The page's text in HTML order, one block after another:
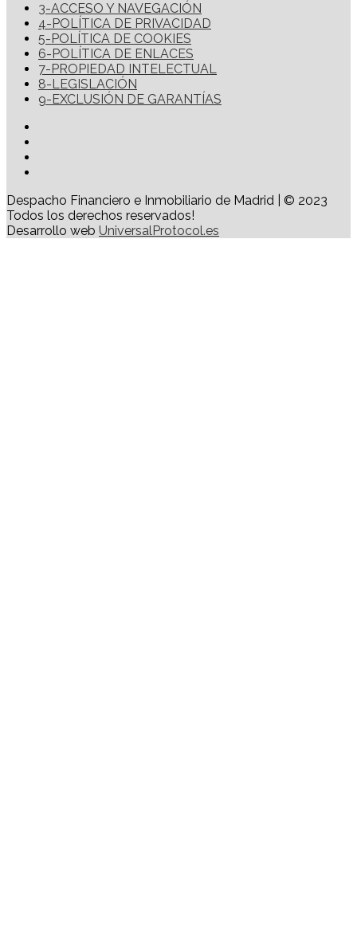
3-ACCESO Y NAVEGACIÓN
4-POLÍTICA DE PRIVACIDAD
5-POLÍTICA DE COOKIES
6-POLÍTICA DE ENLACES
7-PROPIEDAD INTELECTUAL
8-LEGISLACIÓN
9-EXCLUSIÓN DE GARANTÍAS
Despacho Financiero e Inmobiliario de Madrid | © 2023
Todos los derechos reservados!
Desarrollo web UniversalProtocol.es